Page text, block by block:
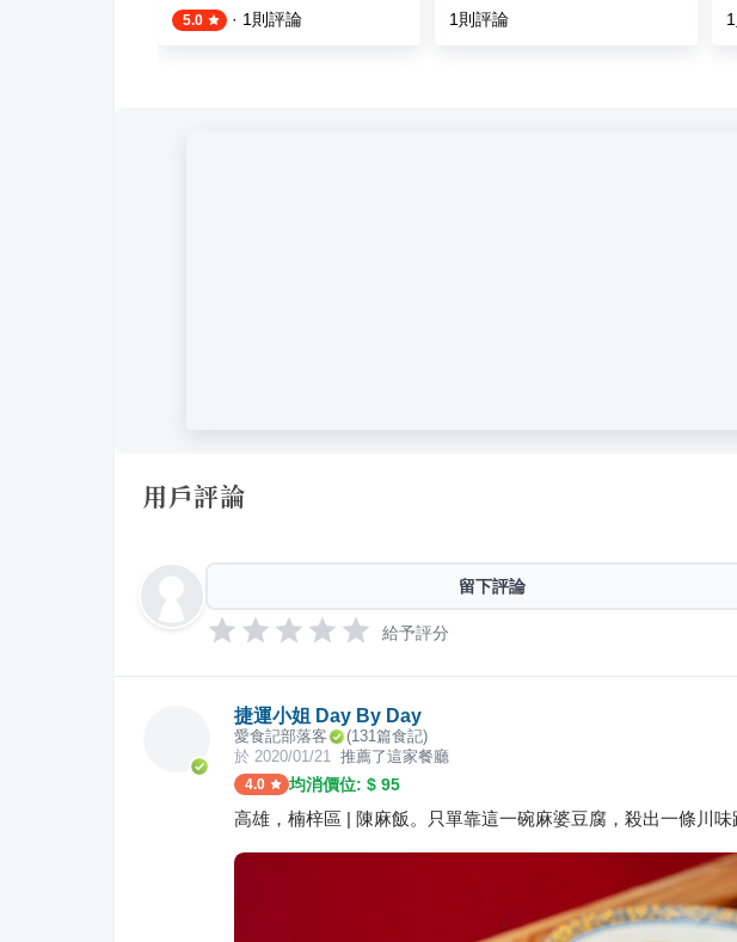
5.0 · 1 則評論 1 則評論 1
用戶評論
留下評論
給予評分
捷運小姐 Day By Day
愛食記部落客 (131篇食記)
於 2020/01/21 推薦了這家餐廳
4.0 均消價位: $ 95
高雄，楠梓區 | 陳麻飯。只單靠這一碗麻婆豆腐，殺出一條川味